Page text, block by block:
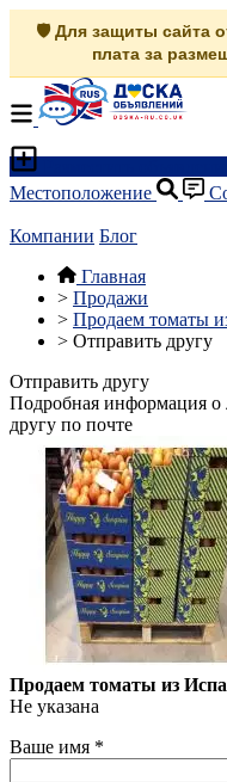
🛡️ Для защиты сайта
плата за
Местоположение
Компании Блог
Главная
> Продажи
> Продаем томаты
> Отправить другу
Отправить другу
Подробная информация о
другу по почте
Продаем томаты из
Не указана
Ваше имя *